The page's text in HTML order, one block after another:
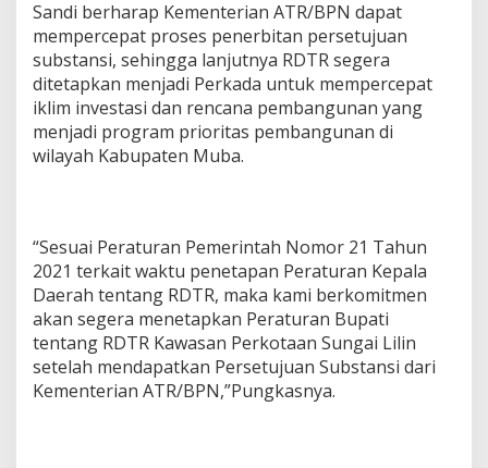
Sandi berharap Kementerian ATR/BPN dapat
mempercepat proses penerbitan persetujuan
substansi, sehingga lanjutnya RDTR segera
ditetapkan menjadi Perkada untuk mempercepat
iklim investasi dan rencana pembangunan yang
menjadi program prioritas pembangunan di
wilayah Kabupaten Muba.
“Sesuai Peraturan Pemerintah Nomor 21 Tahun
2021 terkait waktu penetapan Peraturan Kepala
Daerah tentang RDTR, maka kami berkomitmen
akan segera menetapkan Peraturan Bupati
tentang RDTR Kawasan Perkotaan Sungai Lilin
setelah mendapatkan Persetujuan Substansi dari
Kementerian ATR/BPN,”Pungkasnya.